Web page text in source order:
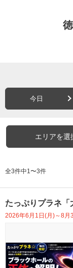
今日
エリアを選
全3件中1〜3件
たっぷりプラネ「
2026年6月1日(月)～8月